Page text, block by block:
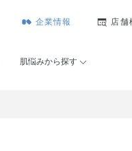
企業情報 店舗
肌悩みから探す